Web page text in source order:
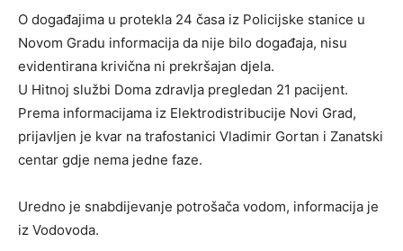
O događajima u protekla 24 časa iz Policijske stanice u
Novom Gradu informacija da nije bilo događaja, nisu
evidentirana krivična ni prekršajan djela.
U Hitnoj službi Doma zdravlja pregledan 21 pacijent.
Prema informacijama iz Elektrodistribucije Novi Grad,
prijavljen je kvar na trafostanici Vladimir Gortan i Zanatski
centar gdje nema jedne faze.
Uredno je snabdijevanje potrošača vodom, informacija je
iz Vodovoda.